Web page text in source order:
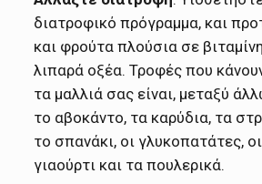
διατροφικό πρόγραμμα, και
και φρούτα πλούσια σε
λιπαρά οξέα. Τροφές που
τα μαλλιά σας είναι, μεταξύ
το αβοκάντο, τα καρύδια, τα
το σπανάκι, οι γλυκοπατάτες,
γιαούρτι και τα πουλερικά.